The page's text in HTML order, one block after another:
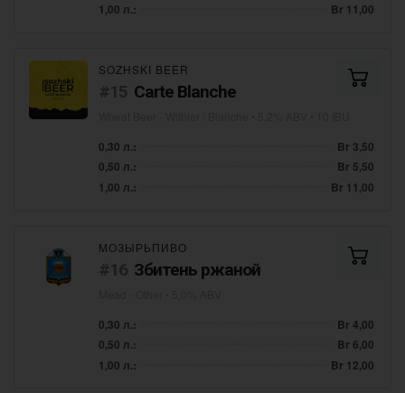
1,00 л.:
Br 11,00
SOZHSKI BEER
Carte Blanche
0,30 л.:
Br 3,50
0,50 л.:
Br 5,50
1,00 л.:
Br 11,00
МОЗЫРЬПИВО
Збитень ржаной
0,30 л.:
Br 4,00
0,50 л.:
Br 6,00
1,00 л.:
Br 12,00